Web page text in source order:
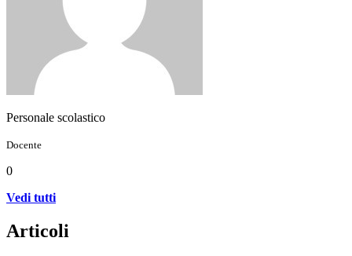
Personale scolastico
Docente
0
Vedi tutti
Articoli